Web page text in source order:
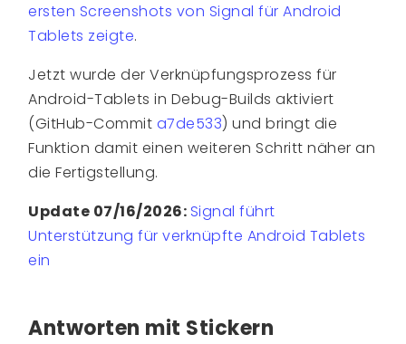
ersten Screenshots von Signal für Android
Tablets zeigte.
Jetzt wurde der Verknüpfungsprozess für
Android-Tablets in Debug-Builds aktiviert
(GitHub-Commit a7de533) und bringt die
Funktion damit einen weiteren Schritt näher an
die Fertigstellung.
Update 07/16/2026: Signal führt
Unterstützung für verknüpfte Android Tablets
ein
Antworten mit Stickern